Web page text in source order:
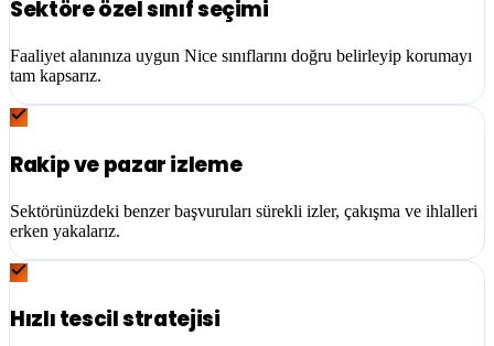
Sektöre özel sınıf seçimi
Faaliyet alanınıza uygun Nice sınıflarını doğru belirleyip korumayı
tam kapsarız.
Rakip ve pazar izleme
Sektörünüzdeki benzer başvuruları sürekli izler, çakışma ve ihlalleri
erken yakalarız.
Hızlı tescil stratejisi